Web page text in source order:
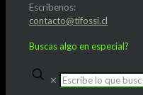
Escríbenos:
contacto@tifossi.cl
Buscas algo en especial?
✕